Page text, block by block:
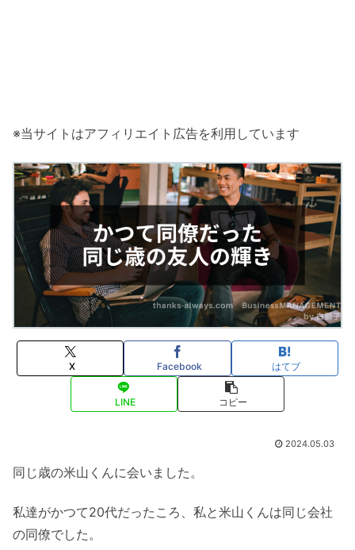
※当サイトはアフィリエイト広告を利用しています
X Facebook はてブ
LINE コピー
2024.05.03
同じ歳の米山くんに会いました。
私達がかつて20代だったころ、私と米山くんは同じ会社
の同僚でした。